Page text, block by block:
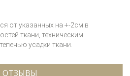
от указанных на +-2см в
ткани, техническим
усадки ткани.
ОТЗЫВЫ